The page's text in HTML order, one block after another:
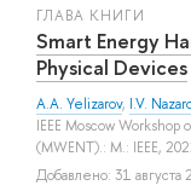
ГЛАВА КНИГИ
Smart Energy
Physical Devices
A.A. Yelizarov, I.V.
IEEE Moscow
(MWENT).: M.: IEEE,
Добавлено: 31 августа